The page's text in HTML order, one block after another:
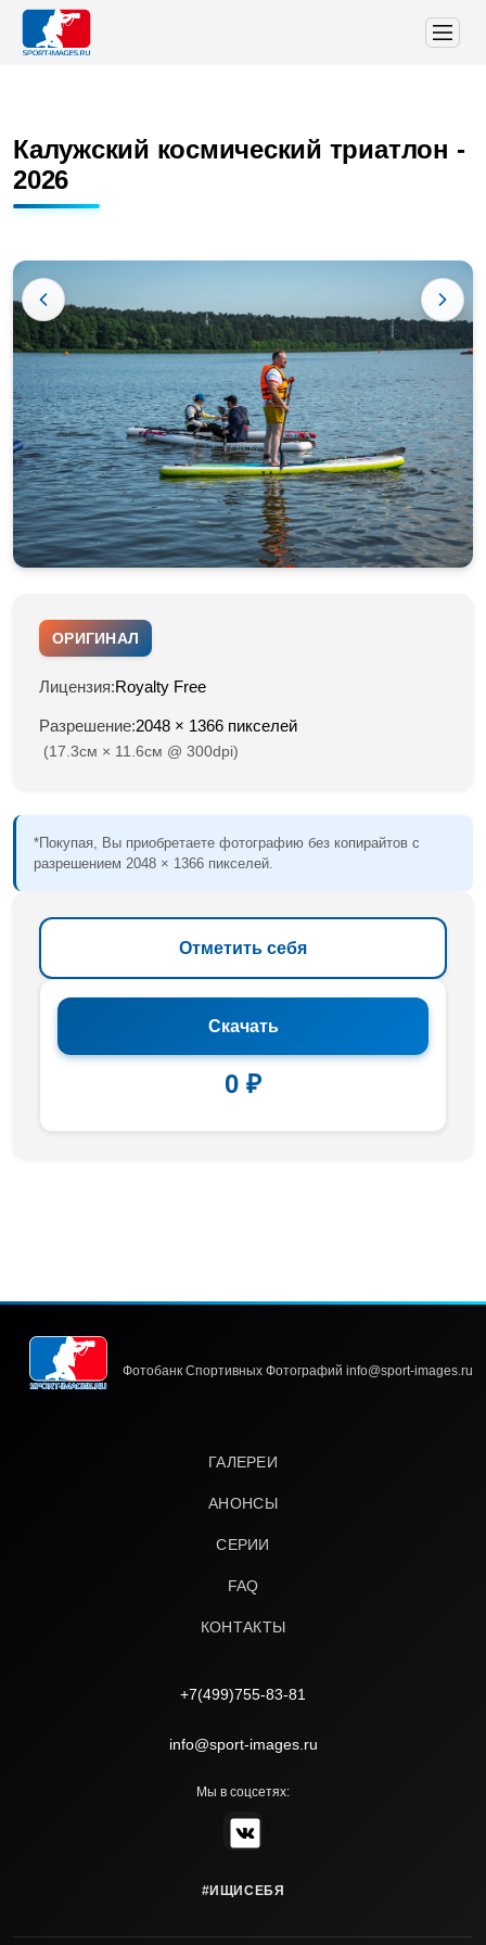
Калужский космический триатлон -
2026
ОРИГИНАЛ
Лицензия:Royalty Free
Разрешение:2048 × 1366 пикселей
(17.3см × 11.6см @ 300dpi)
*Покупая, Вы приобретаете фотографию без копирайтов с
разрешением 2048 × 1366 пикселей.
Отметить себя
Скачать
0 ₽
Фотобанк Спортивных Фотографий info@sport-images.ru
ГАЛЕРЕИ
АНОНСЫ
СЕРИИ
FAQ
КОНТАКТЫ
+7(499)755-83-81
info@sport-images.ru
Мы в соцсетях:
#ИЩИСЕБЯ